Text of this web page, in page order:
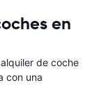
en
de coche
con una